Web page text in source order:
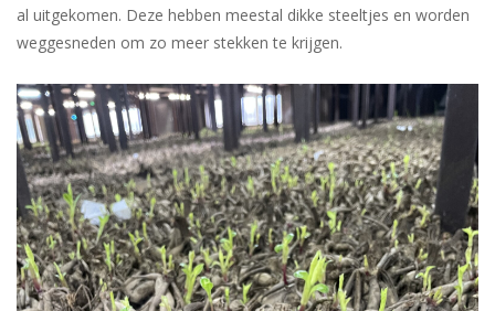
al uitgekomen. Deze hebben meestal dikke steeltjes en worden
weggesneden om zo meer stekken te krijgen.